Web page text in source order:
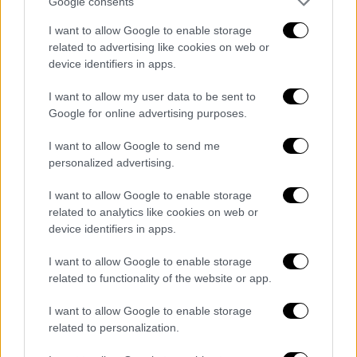
I want to allow Google to enable storage
related to advertising like cookies on web or
device identifiers in apps.
I want to allow my user data to be sent to
Google for online advertising purposes.
I want to allow Google to send me
personalized advertising.
I want to allow Google to enable storage
related to analytics like cookies on web or
device identifiers in apps.
I want to allow Google to enable storage
related to functionality of the website or app.
I want to allow Google to enable storage
related to personalization.
Η διάσταση αυτή αποκτά ιδιαίτερη σημασία
σε έναδιεθνές περιβάλλον αυξημένης
πολυπλοκότητας, όπου οι πολιτισμικοί και
ως σταθεροί δίαυλοι επικοινωνίας και
συνεργασίας. Στο πλαίσιο αυτό, οι σχέσεις
της Ελλάδας με το Οικουμενικό
Πατριαρχείο, το Πατριαρχείο Αλεξανδρείας,
Πατριαρχείο Ιεροσολύμων αποκτούν
ιδιαίτερη βαρύτητα, καθώς
ιστορικών, πνευματικών και θεσμικών
αναφορών.
Η σύνδεση πολλών εκ των ελληνικών